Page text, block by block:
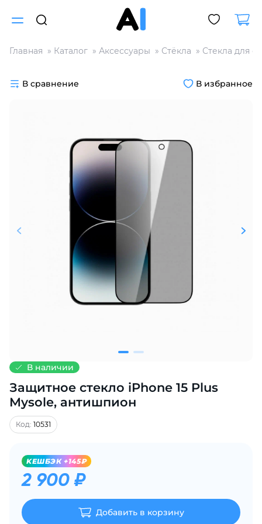
Главная Каталог Аксессуары Стёкла Стекла для
В наличии
Защитное стекло iPhone 15 Plus
Mysole, антишпион
Код: 10531
KЕШБЭК +145₽
2 900 ₽
Добавить в корзину
В сравнение В избранное
Разбейте
без переплат
График платежей
25
Добавляйте товары
в корзину
% картой любого банка
Получайте товар
выбранный способом
списываться
по25%каждые 2 недели
Подробнее